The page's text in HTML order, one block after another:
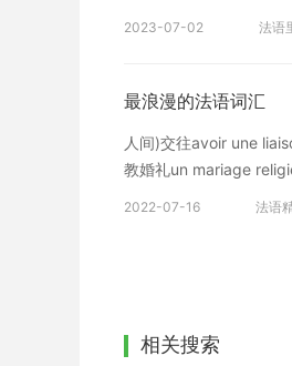
2023-07-02 法语
最浪漫的法语词汇
人间)交往avoir une
教婚礼un mariage
300 Zro-G承载，历时
的分支Novespace公
vivre>>, confie
2022-07-16 法语
相关搜索